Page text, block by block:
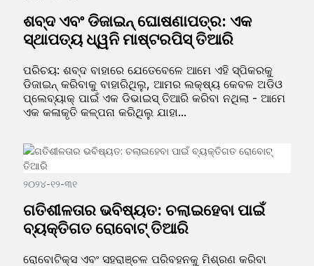
ଶବ୍ଦ ଏବଂ ଡିଜାଇନ୍ ଘୋଷଣାପତ୍ର: ଏକ
ସ୍ଥାପତ୍ୟ ଧ୍ୱନି ମାଷ୍ଟରପିସ୍ ତିଆରି
ପରିଚୟ: ଶବ୍ଦ ବାହାରେ ଯେତେବେଳେ ଆମେ ଏହି ସ୍ପିକରକୁ
ଡିଜାଇନ୍ କରିବାକୁ ବାହାରିଥିଲୁ, ଆମର ଲକ୍ଷ୍ୟ କେବଳ ଅଡିଓ
ପ୍ଲେବ୍ୟାକ୍ ପାଇଁ ଏକ ଡିଭାଇସ୍ ତିଆରି କରିବା ନଥିଲା - ଆମେ
ଏକ କଳାକୃତି କଳ୍ପନା କରିଥିଲୁ ଯାହା...
୨୦୨୪-୧୨-୩୧
ଗତିଶୀଳତାର ଭବିଷ୍ୟତ: ଚଲାଇହେବା ପାଇଁ
ବ୍ୟକ୍ତିଗତ ରୋବୋଟ୍ ତିଆରି
ରୋବୋଟିକ୍ସ ଏବଂ ସହରାଞ୍ଚଳ ପରିବହନକୁ ମିଶ୍ରଣ କରିବା